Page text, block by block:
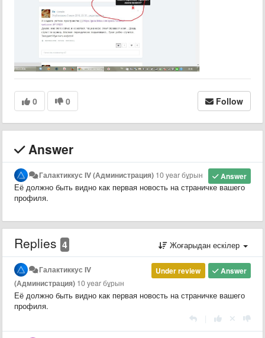
0 0 Follow
Answer
Answer
Галактиккус IV (Администрация) 10 year бұрын
Её должно быть видно как первая новость на страничке вашего
профиля.
Replies 4 Жоғарыдан ескілер
Answer
Under review
Галактиккус IV
(Администрация) 10 year бұрын
Её должно быть видно как первая новость на страничке вашего
профиля.